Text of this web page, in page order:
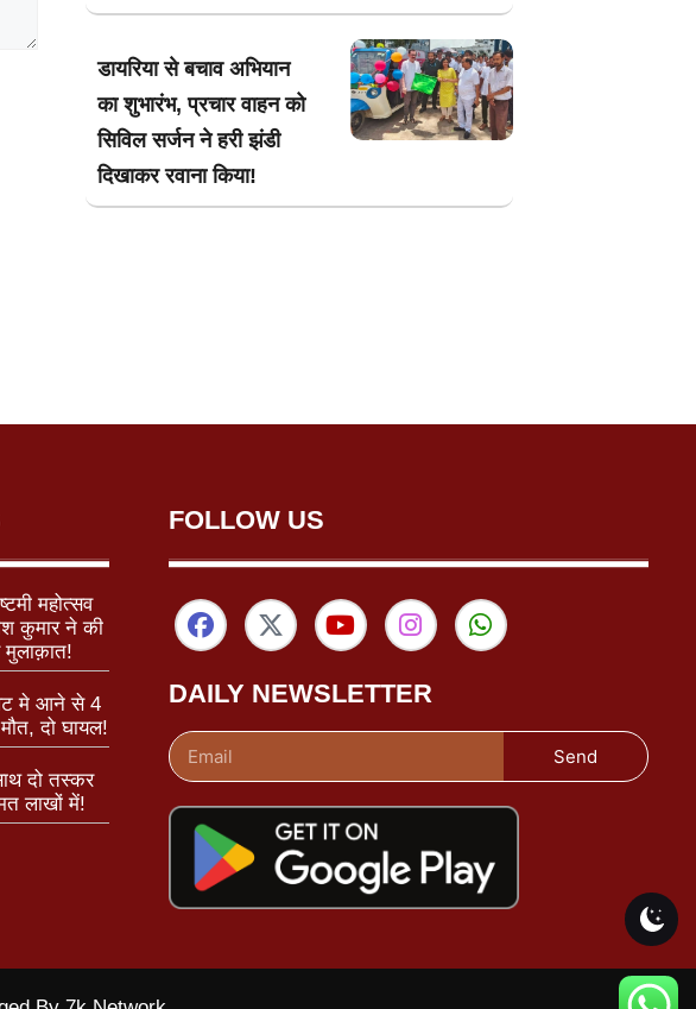
डायरिया से बचाव अभियान
का शुभारंभ, प्रचार वाहन को
सिविल सर्जन ने हरी झंडी
दिखाकर रवाना किया!
महोत्सव
कुमार ने की
मुलाक़ात!
मे आने से 4
दो घायल!
दो तस्कर
लाखों में!
FOLLOW US
DAILY NEWSLETTER
Send